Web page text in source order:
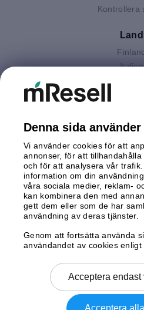
Kontrollera
Land
Italien
Denna sida
Vi använder cookies för att
annonser, för att
och för att analysera vår
information om din
våra sociala medier, reklam-
kan kombinera den med
gett dem eller som de har
användning av deras tjänster.
Genom att fortsätta använda
användandet av cookies enligt
Acceptera endast
Acceptera